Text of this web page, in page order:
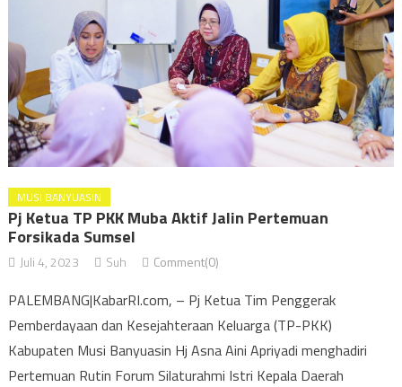
MUSI BANYUASIN
Pj Ketua TP PKK Muba Aktif Jalin Pertemuan
Forsikada Sumsel
Juli 4, 2023 Suh Comment(0)
PALEMBANG|KabarRI.com, – Pj Ketua Tim Penggerak
Pemberdayaan dan Kesejahteraan Keluarga (TP-PKK)
Kabupaten Musi Banyuasin Hj Asna Aini Apriyadi menghadiri
Pertemuan Rutin Forum Silaturahmi Istri Kepala Daerah